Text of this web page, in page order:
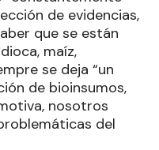
de evidencias,
que se están
maíz,
se deja “un
de bioinsumos,
nosotros
del